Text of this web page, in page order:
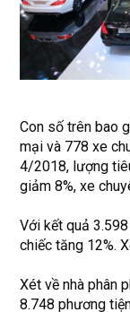
Con số trên bao
mại và 778 xe
4/2018, lượng
giảm 8%, xe
Với kết quả
chiếc tăng 12%.
Xét về nhà phân
8.748 phương